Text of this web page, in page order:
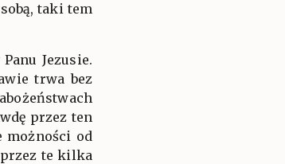
taki tem
Jezusie.
trwa bez
przez ten
możności od
przez te kilka